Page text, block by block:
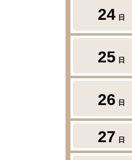
24 日
25 日
26 日
27 日